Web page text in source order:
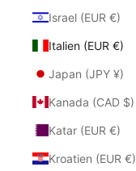
Israel (EUR €)
Italien (EUR €)
Japan (JPY ¥)
Kanada (CAD $)
Katar (EUR €)
Kroatien (EUR €)